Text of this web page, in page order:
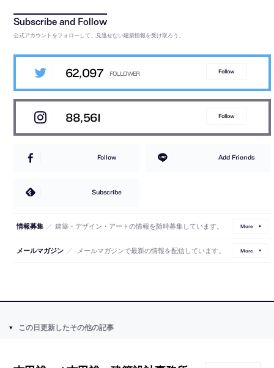
公式アカウントをフォローして、見逃せない建築情報を受け取ろう。
62,097 Follow
88,561 Follow
Follow Add Friends
Subscribe
情報募集 ／ 建築・デザイン・アートの情報を随時募集しています。 More
メールマガジン ／ メールマガジンで最新の情報を配信しています。 More
この日更新したその他の記事